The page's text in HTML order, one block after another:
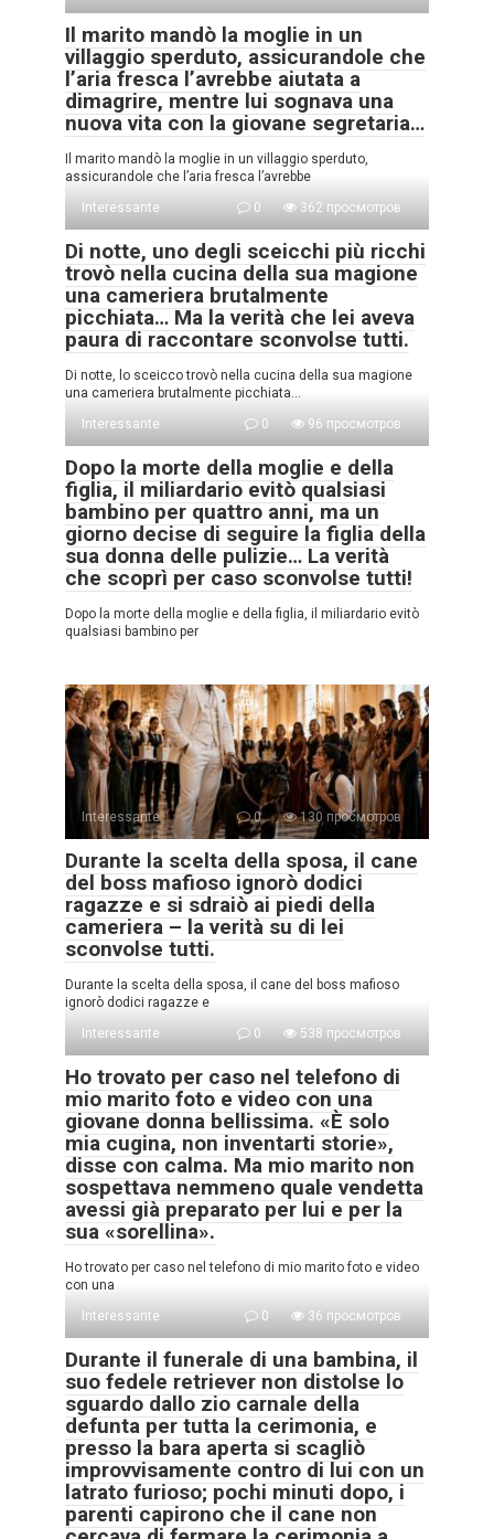
Il marito mandò la moglie in un
villaggio sperduto, assicurandole che
l’aria fresca l’avrebbe aiutata a
dimagrire, mentre lui sognava una
nuova vita con la giovane segretaria…
Il marito mandò la moglie in un villaggio sperduto,
assicurandole che l’aria fresca l’avrebbe
Interessante
0 362 просмотров
Di notte, uno degli sceicchi più ricchi
trovò nella cucina della sua magione
una cameriera brutalmente
picchiata… Ma la verità che lei aveva
paura di raccontare sconvolse tutti.
Di notte, lo sceicco trovò nella cucina della sua magione
una cameriera brutalmente picchiata…
Interessante
0 96 просмотров
Dopo la morte della moglie e della
figlia, il miliardario evitò qualsiasi
bambino per quattro anni, ma un
giorno decise di seguire la figlia della
sua donna delle pulizie… La verità
che scoprì per caso sconvolse tutti!
Dopo la morte della moglie e della figlia, il miliardario evitò
qualsiasi bambino per
Interessante 0 130 просмотров
Durante la scelta della sposa, il cane
del boss mafioso ignorò dodici
ragazze e si sdraiò ai piedi della
cameriera – la verità su di lei
sconvolse tutti.
Durante la scelta della sposa, il cane del boss mafioso
ignorò dodici ragazze e
Interessante
0 538 просмотров
Ho trovato per caso nel telefono di
mio marito foto e video con una
giovane donna bellissima. «È solo
mia cugina, non inventarti storie»,
disse con calma. Ma mio marito non
sospettava nemmeno quale vendetta
avessi già preparato per lui e per la
sua «sorellina».
Ho trovato per caso nel telefono di mio marito foto e video
con una
Interessante
0 36 просмотров
Durante il funerale di una bambina, il
suo fedele retriever non distolse lo
sguardo dallo zio carnale della
defunta per tutta la cerimonia, e
presso la bara aperta si scagliò
improvvisamente contro di lui con un
latrato furioso; pochi minuti dopo, i
parenti capirono che il cane non